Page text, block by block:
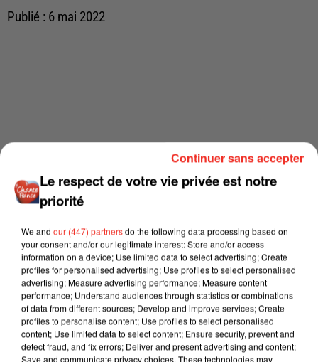
Publié : 6 mai 2022
Le respect de votre vie privée est notre
priorité
We and our (447) partnersdo the following data processing based on
your consent and/or our legitimate interest: Store and/or access
information on a device; Use limited data to select advertising; Create
profiles for personalised advertising; Use profiles to select personalised
advertising; Measure advertising performance; Measure content
performance; Understand audiences through statistics or combinations
of data from different sources; Develop and improve services; Create
profiles to personalise content; Use profiles to select personalised
content; Use limited data to select content; Ensure security, prevent and
detect fraud, and fix errors; Deliver and present advertising and content;
Save and communicate privacy choices. These technologies may
Continuer sans accepter